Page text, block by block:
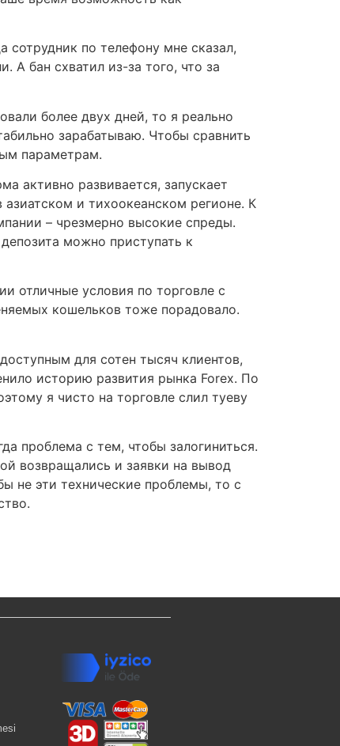
по телефону мне сказал,
А бан схватил из-за того, что за
более двух дней, то я реально
зарабатываю. Чтобы сравнить
параметрам.
активно развивается, запускает
и тихоокеанском регионе. К
– чрезмерно высокие спреды.
можно приступать к
отличные условия по торговле с
кошельков тоже порадовало.
для сотен тысяч клиентов,
историю развития рынка Forex. По
я чисто на торговле слил туеву
проблема с тем, чтобы залогиниться.
возвращались и заявки на вывод
не эти технические проблемы, то с